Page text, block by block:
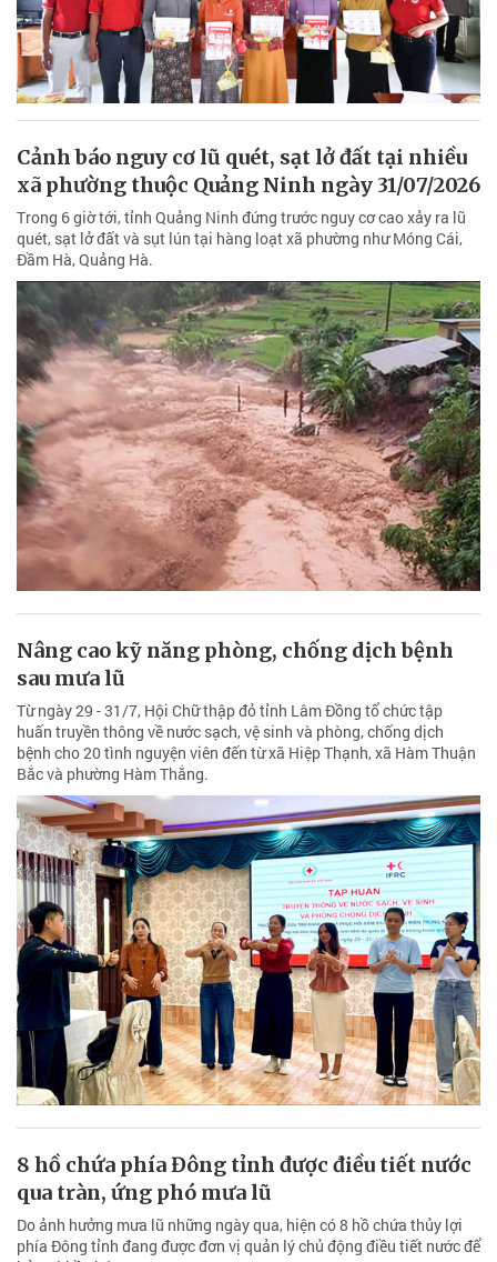
Cảnh báo nguy cơ lũ quét, sạt lở đất tại nhiều
xã phường thuộc Quảng Ninh ngày 31/07/2026
Trong 6 giờ tới, tỉnh Quảng Ninh đứng trước nguy cơ cao xảy ra lũ
quét, sạt lở đất và sụt lún tại hàng loạt xã phường như Móng Cái,
Đầm Hà, Quảng Hà.
Nâng cao kỹ năng phòng, chống dịch bệnh
sau mưa lũ
Từ ngày 29 - 31/7, Hội Chữ thập đỏ tỉnh Lâm Đồng tổ chức tập
huấn truyền thông về nước sạch, vệ sinh và phòng, chống dịch
bệnh cho 20 tình nguyện viên đến từ xã Hiệp Thạnh, xã Hàm Thuận
Bắc và phường Hàm Thắng.
8 hồ chứa phía Đông tỉnh được điều tiết nước
qua tràn, ứng phó mưa lũ
Do ảnh hưởng mưa lũ những ngày qua, hiện có 8 hồ chứa thủy lợi
phía Đông tỉnh đang được đơn vị quản lý chủ động điều tiết nước để